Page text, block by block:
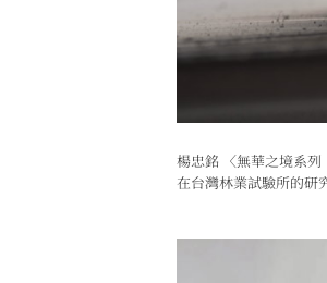
楊忠銘 〈無華之境系
在台灣林業試驗所的研